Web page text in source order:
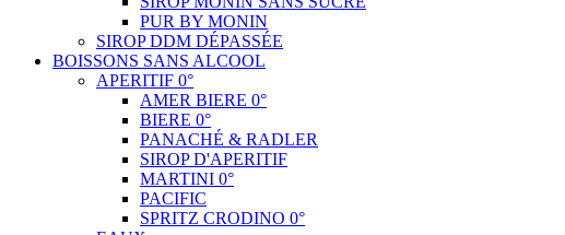
PUR BY MONIN
SIROP DDM DÉPASSÉE
BOISSONS SANS ALCOOL
APERITIF 0°
AMER BIERE 0°
BIERE 0°
PANACHÉ & RADLER
SIROP D'APERITIF
MARTINI 0°
PACIFIC
SPRITZ CRODINO 0°